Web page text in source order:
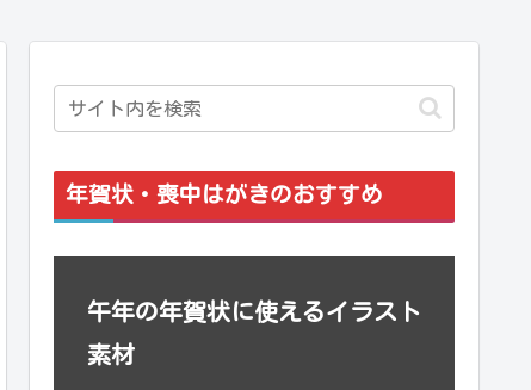
年賀状・喪中はがきのおすすめ
午年の年賀状に使えるイラスト
素材